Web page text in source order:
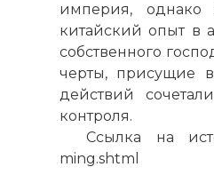
империя, однако
китайский опыт в
собственного
черты, присущие
действий
контроля.
Ссылка на
ming.shtml